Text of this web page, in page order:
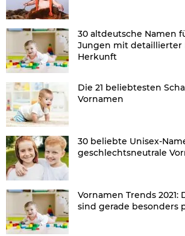
30 altdeutsche Namen
Jungen mit detaillierter
Herkunft
Die 21 beliebtesten
Vornamen
30 beliebte Unisex-
geschlechtsneutrale
Vornamen Trends 2021:
sind gerade besonders